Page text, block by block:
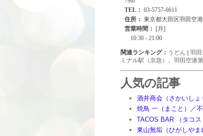
関連ランキング： うどん 羽田
ミナル駅（京急） 、 羽田空港
人気の記事
酒井商会（さかいし
焼鳥 一（まこと）／
TACOS BAR （タコ
東山無垢（ひがしや